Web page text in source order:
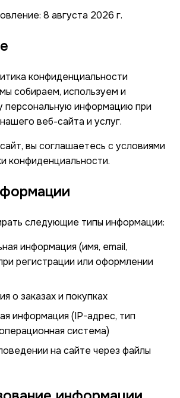
8 августа 2026 г.
конфиденциальности
собираем, используем и
информацию при
веб-сайта и услуг.
вы соглашаетесь с условиями
конфиденциальности.
следующие типы информации:
информация (имя, email,
регистрации или оформлении
о заказах и покупках
информация (IP-адрес, тип
система)
на сайте через файлы